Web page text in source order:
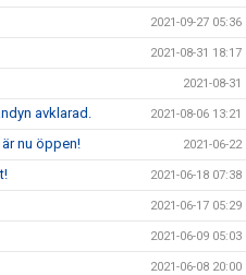
2021-09-27 05:36
2021-08-31 18:17
2021-08-31
avklarad. 2021-08-06 13:21
nu öppen! 2021-06-22
2021-06-18 07:38
2021-06-17 05:29
2021-06-09 05:03
2021-06-08 20:00